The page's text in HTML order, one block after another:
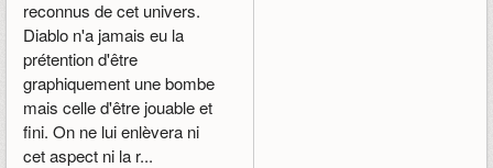
reconnus de cet univers.
Diablo n'a jamais eu la
prétention d'être
graphiquement une bombe
mais celle d'être jouable et
fini. On ne lui enlèvera ni
cet aspect ni la r...